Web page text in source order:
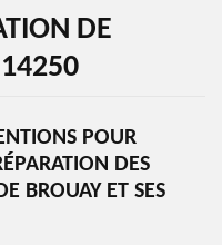
DE
POUR
DES
BROUAY ET SES